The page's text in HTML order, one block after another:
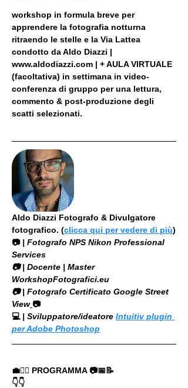
workshop in formula breve per
apprendere la fotografia notturna
ritraendo le stelle e la Via Lattea
condotto da Aldo Diazzi |
www.aldodiazzi.com | + AULA VIRTUALE
(facoltativa) in settimana in video-
conferenza di gruppo per una lettura,
commento & post-produzione degli
scatti selezionati.
Aldo Diazzi Fotografo & Divulgatore
fotografico. (clicca qui per vedere di più)
📷 | Fotografo NPS Nikon Professional
Services
​📷 | Docente | Master
WorkshopFotografici.eu
📷 | Fotografo Certificato Google Street
View 📷
💻 | Sviluppatore/ideatore Intuitiv plugin
per Adobe Photoshop
💼🚶‍♂️ PROGRAMMA 📷📅📝
👇👇